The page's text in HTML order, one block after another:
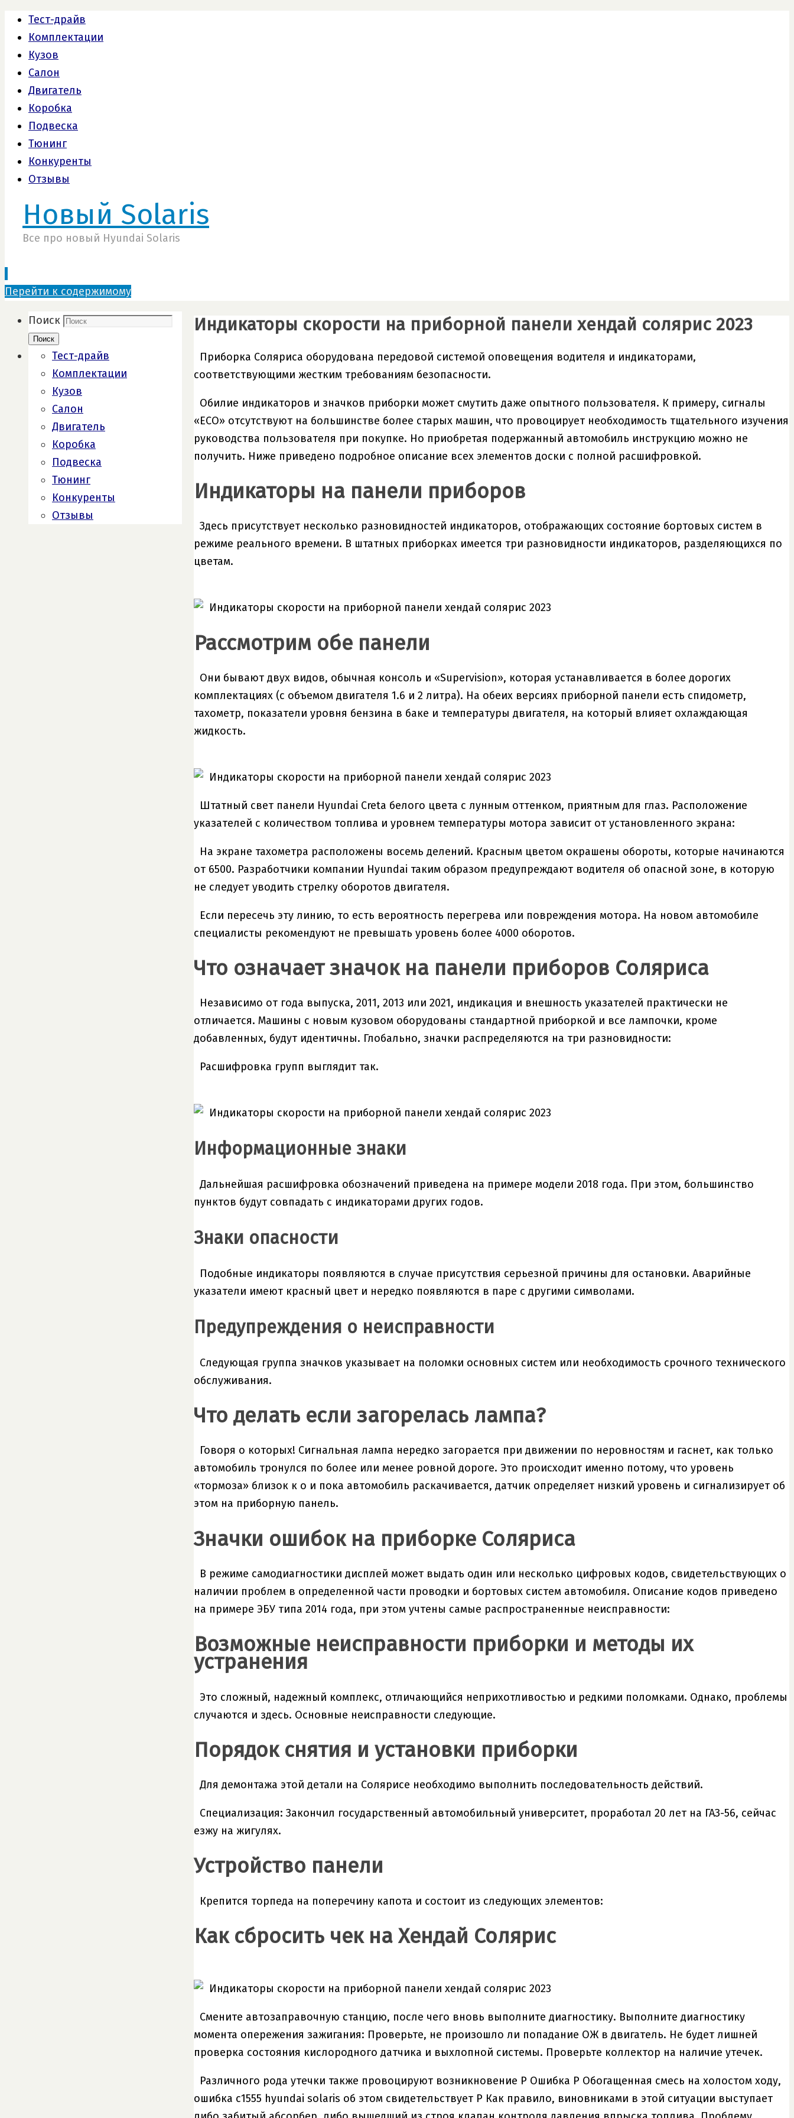
Тест-драйв
Комплектации
Кузов
Салон
Двигатель
Коробка
Подвеска
Тюнинг
Конкуренты
Отзывы
Новый Solaris
Все про новый Hyundai Solaris
Перейти к содержимому
Индикаторы скорости на приборной панели хендай солярис 2023
Приборка Соляриса оборудована передовой системой оповещения водителя и индикаторами,
соответствующими жестким требованиям безопасности.
Обилие индикаторов и значков приборки может смутить даже опытного пользователя. К примеру, сигналы
«ECO» отсутствуют на большинстве более старых машин, что провоцирует необходимость тщательного изучения
руководства пользователя при покупке. Но приобретая подержанный автомобиль инструкцию можно не
получить. Ниже приведено подробное описание всех элементов доски с полной расшифровкой.
Индикаторы на панели приборов
Здесь присутствует несколько разновидностей индикаторов, отображающих состояние бортовых систем в
режиме реального времени. В штатных приборках имеется три разновидности индикаторов, разделяющихся по
цветам.
Рассмотрим обе панели
Они бывают двух видов, обычная консоль и «Supervision», которая устанавливается в более дорогих
комплектациях (с объемом двигателя 1.6 и 2 литра). На обеих версиях приборной панели есть спидометр,
тахометр, показатели уровня бензина в баке и температуры двигателя, на который влияет охлаждающая
жидкость.
Штатный свет панели Hyundai Creta белого цвета с лунным оттенком, приятным для глаз. Расположение
указателей с количеством топлива и уровнем температуры мотора зависит от установленного экрана:
На экране тахометра расположены восемь делений. Красным цветом окрашены обороты, которые начинаются
от 6500. Разработчики компании Hyundai таким образом предупреждают водителя об опасной зоне, в которую
не следует уводить стрелку оборотов двигателя.
Если пересечь эту линию, то есть вероятность перегрева или повреждения мотора. На новом автомобиле
специалисты рекомендуют не превышать уровень более 4000 оборотов.
Что означает значок на панели приборов Соляриса
Независимо от года выпуска, 2011, 2013 или 2021, индикация и внешность указателей практически не
отличается. Машины с новым кузовом оборудованы стандартной приборкой и все лампочки, кроме
добавленных, будут идентичны. Глобально, значки распределяются на три разновидности:
Расшифровка групп выглядит так.
Информационные знаки
Дальнейшая расшифровка обозначений приведена на примере модели 2018 года. При этом, большинство
пунктов будут совпадать с индикаторами других годов.
Знаки опасности
Подобные индикаторы появляются в случае присутствия серьезной причины для остановки. Аварийные
указатели имеют красный цвет и нередко появляются в паре с другими символами.
Предупреждения о неисправности
Следующая группа значков указывает на поломки основных систем или необходимость срочного технического
обслуживания.
Что делать если загорелась лампа?
Говоря о которых! Сигнальная лампа нередко загорается при движении по неровностям и гаснет, как только
автомобиль тронулся по более или менее ровной дороге. Это происходит именно потому, что уровень
«тормоза» близок к о и пока автомобиль раскачивается, датчик определяет низкий уровень и сигнализирует об
этом на приборную панель.
Значки ошибок на приборке Соляриса
В режиме самодиагностики дисплей может выдать один или несколько цифровых кодов, свидетельствующих о
наличии проблем в определенной части проводки и бортовых систем автомобиля. Описание кодов приведено
на примере ЭБУ типа 2014 года, при этом учтены самые распространенные неисправности:
Возможные неисправности приборки и методы их
устранения
Это сложный, надежный комплекс, отличающийся неприхотливостью и редкими поломками. Однако, проблемы
случаются и здесь. Основные неисправности следующие.
Порядок снятия и установки приборки
Для демонтажа этой детали на Солярисе необходимо выполнить последовательность действий.
Специализация: Закончил государственный автомобильный университет, проработал 20 лет на ГАЗ-56, сейчас
езжу на жигулях.
Устройство панели
Крепится торпеда на поперечину капота и состоит из следующих элементов:
Как сбросить чек на Хендай Солярис
Смените автозаправочную станцию, после чего вновь выполните диагностику. Выполните диагностику
момента опережения зажигания: Проверьте, не произошло ли попадание ОЖ в двигатель. Не будет лишней
проверка состояния кислородного датчика и выхлопной системы. Проверьте коллектор на наличие утечек.
Различного рода утечки также провоцируют возникновение P Ошибка P Обогащенная смесь на холостом ходу,
ошибка c1555 hyundai solaris об этом свидетельствует P Как правило, виновниками в этой ситуации выступает
Поиск
Поиск
Тест-драйв
Комплектации
Кузов
Салон
Двигатель
Коробка
Подвеска
Тюнинг
Конкуренты
Отзывы